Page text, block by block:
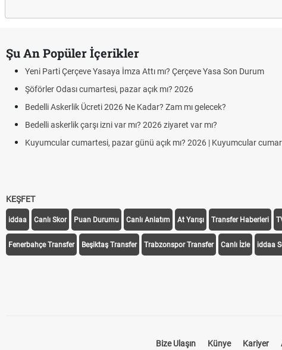
Şu An Popüler İçerikler
Yeni Parti Çerçeve Yasaya İmza Attı mı? Çerçeve Yasa Son Durum
Şöförler Odası cumartesi, pazar açık mı? 2026
Bedelli Askerlik Ücreti 2026 Ne Kadar? Zam mı gelecek?
Bedelli askerlik çarşı izni var mı? 2026 ziyaret var mı?
Kuyumcular cumartesi, pazar günü açık mı? 2026 | Kuyumcular
KEŞFET
iddaa Canlı Skor Puan Durumu Canlı Anlatım At Yarışı Transfer Haberleri
Fenerbahçe Transfer Beşiktaş Transfer Trabzonspor Transfer Canlı İzle iddaa
Bize Ulaşın Künye Kariyer